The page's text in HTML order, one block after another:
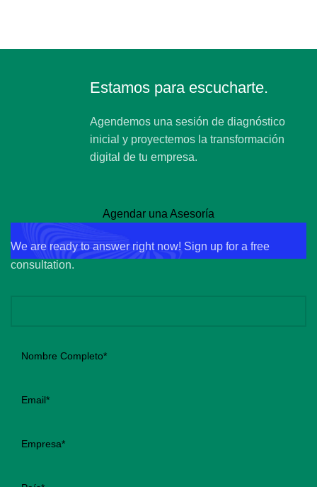
Estamos para escucharte.
Agendemos una sesión de diagnóstico
inicial y proyectemos la transformación
digital de tu empresa.
Agendar una Asesoría
Get Free Consultation!
We are ready to answer right now! Sign up for a free
consultation.